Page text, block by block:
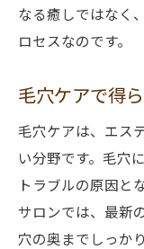
なる癒しではなく
ロセスなのです。
毛穴ケアで得
毛穴ケアは、エス
い分野です。毛穴
トラブルの原因と
サロンでは、最新
穴の奥までしっか